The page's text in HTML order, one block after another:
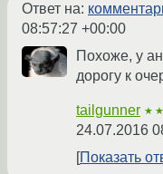
Ответ на:
08:57:27 +00:00
Похоже, у
дорогу к
tailgunner
24.07.2016
Показать